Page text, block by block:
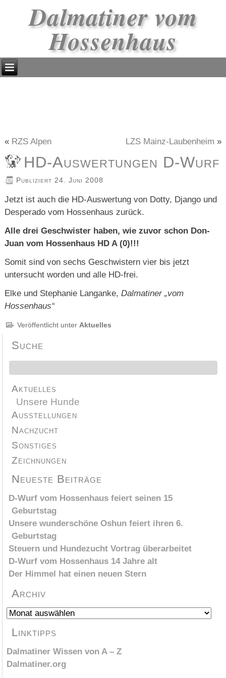
Dalmatiner vom
Hossenhaus
« RZS Alpen LZS Mainz-Laubenheim »
HD-Auswertungen D-Wurf
Publiziert 24. Juni 2008
Jetzt ist auch die HD-Auswertung von Dotty, Django und
Desperado vom Hossenhaus zurück.
Alle drei Geschwister haben, wie zuvor schon Don-
Juan vom Hossenhaus HD A (0)!!!
Somit sind von sechs Geschwistern vier bis jetzt
untersucht worden und alle HD-frei.
Elke und Stephanie Langanke,Dalmatiner „vom
Hossenhaus“
Veröffentlicht unter Aktuelles
Suche
Aktuelles
Unsere Hunde
Ausstellungen
Nachzucht
Sonstiges
Zeichnungen
Neueste Beiträge
D-Wurf vom Hossenhaus feiert seinen 15
Geburtstag
Unsere wunderschöne Oshun feiert ihren 6.
Geburtstag
Steuern und Hundezucht Vortrag überarbeitet
D-Wurf vom Hossenhaus 14 Jahre alt
Der Himmel hat einen neuen Stern
Archiv
Archiv
Linktipps
Dalmatiner Wissen von A – Z
Dalmatiner.org